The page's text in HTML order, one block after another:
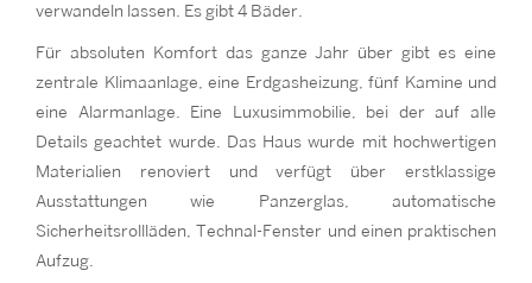
verwandeln lassen. Es gibt 4 Bäder.
Für absoluten Komfort das ganze Jahr über gibt es eine
zentrale Klimaanlage, eine Erdgasheizung, fünf Kamine und
eine Alarmanlage. Eine Luxusimmobilie, bei der auf alle
Details geachtet wurde. Das Haus wurde mit hochwertigen
Materialien renoviert und verfügt über erstklassige
Ausstattungen wie Panzerglas, automatische
Sicherheitsrollläden, Technal-Fenster und einen praktischen
Aufzug.